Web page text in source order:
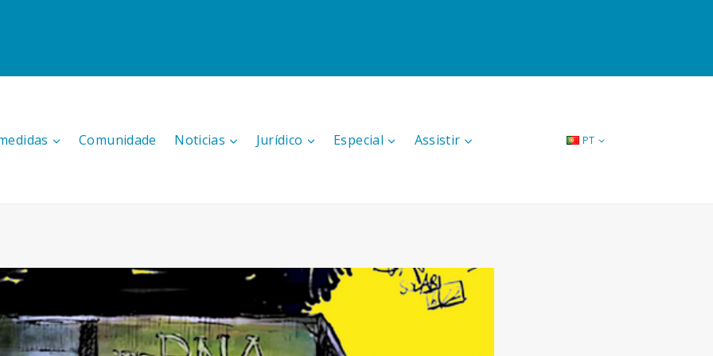
Comunidade Noticias Jurídico Especial Assistir PT